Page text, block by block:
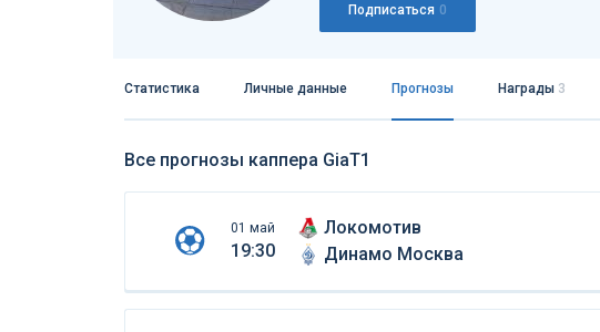
Подписаться 0
Статистика Личные данные Прогнозы Награды 3
Все прогнозы каппера GiaT1
01 май
19:30
Локомотив
Динамо Москва